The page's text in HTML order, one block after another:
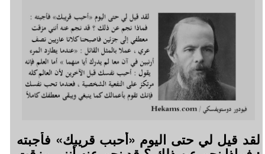
لقد قيل لي حتى اليوم «أحبب قريبك» فأجبته